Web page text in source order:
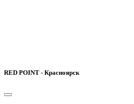
RED POINT - Красноярск